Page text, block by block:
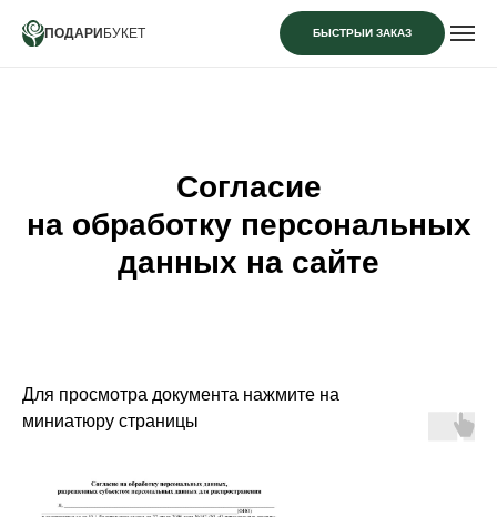
ПОДАРИ БУКЕТ БЫСТРЫЙ ЗАКАЗ
Согласие
на обработку персональных
данных на сайте
Для просмотра документа нажмите на
миниатюру страницы